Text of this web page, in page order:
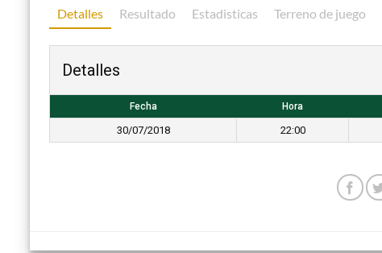
Detalles Resultado Estadisticas Terreno de juego
Detalles
Fecha Hora
30/07/2018 22:00